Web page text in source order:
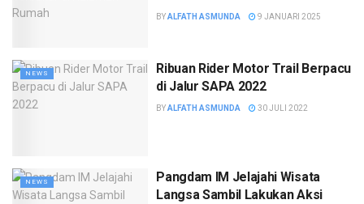
BYALFATH ASMUNDA 9 JANUARI 2025
NEWS
Ribuan Rider Motor Trail Berpacu
di Jalur SAPA 2022
BYALFATH ASMUNDA 30 JULI 2022
NEWS
Pangdam IM Jelajahi Wisata
Langsa Sambil Lakukan Aksi